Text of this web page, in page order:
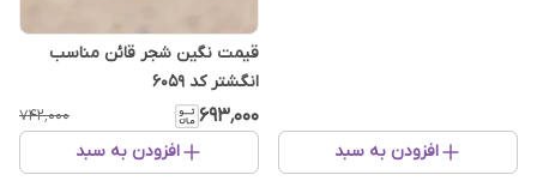
افزودن به سبد
قیمت نگین شجر قائن مناسب
انگشتر کد ۶۰۵۹
۶۹۳٬۰۰۰ ۷۴۲٬۰۰۰
افزودن به سبد